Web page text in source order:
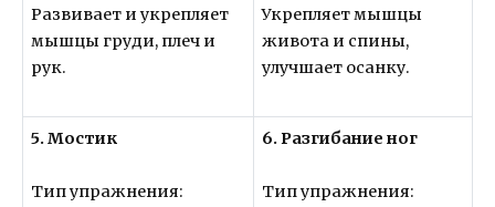
Развивает и укрепляет
мышцы груди, плеч и
рук.
Укрепляет мышцы
живота и спины,
улучшает осанку.
5. Мостик
Тип упражнения:
6. Разгибание ног
Тип упражнения: